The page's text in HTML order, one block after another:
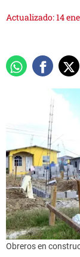
Actualizado: 14
Obreros en